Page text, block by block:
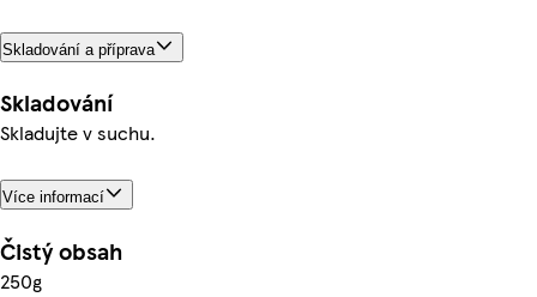
Skladování a příprava
Skladování
Skladujte v suchu.
Více informací
Čistý obsah
250g